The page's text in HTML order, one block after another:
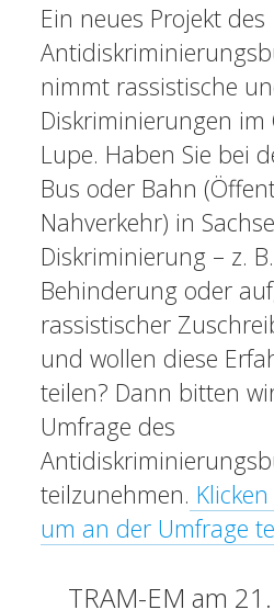
Ein neues Projekt des
nimmt rassistische
Diskriminierungen im
Lupe. Haben Sie bei
Bus oder Bahn
Nahverkehr) in
Diskriminierung – z.
Behinderung oder
rassistischer
und wollen diese
teilen? Dann bitten
Umfrage des
teilzunehmen.
um an der Umfrage
TRAM-EM am